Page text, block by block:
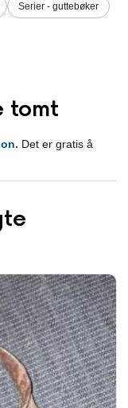
Serier - guttebøker
tomt
Det er gratis å